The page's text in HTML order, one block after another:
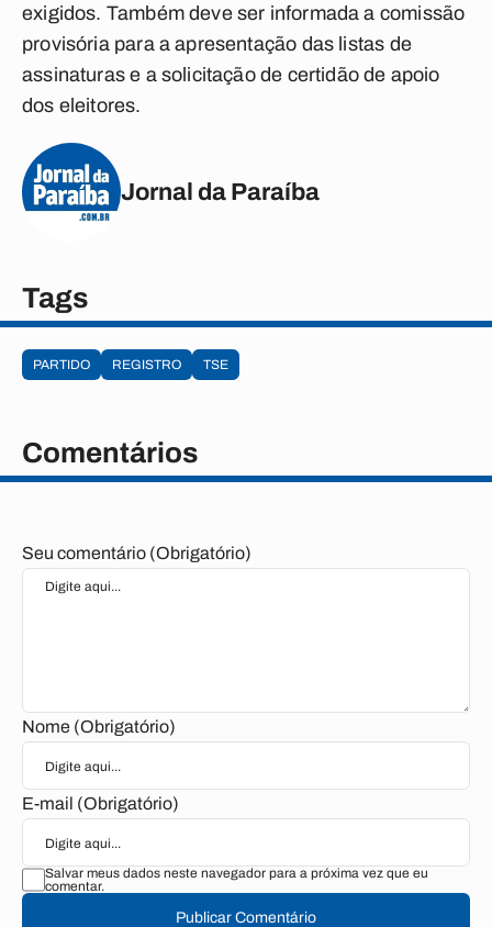
exigidos. Também deve ser informada a comissão
provisória para a apresentação das listas de
assinaturas e a solicitação de certidão de apoio
dos eleitores.
Jornal da Paraíba
Tags
PARTIDO REGISTRO TSE
Comentários
Seu comentário (Obrigatório)
Nome (Obrigatório)
E-mail (Obrigatório)
Salvar meus dados neste navegador para a próxima vez que eu
comentar.
Publicar Comentário